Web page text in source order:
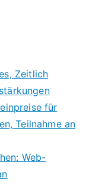
Zeitlich
für
Teilnahme an
Web-